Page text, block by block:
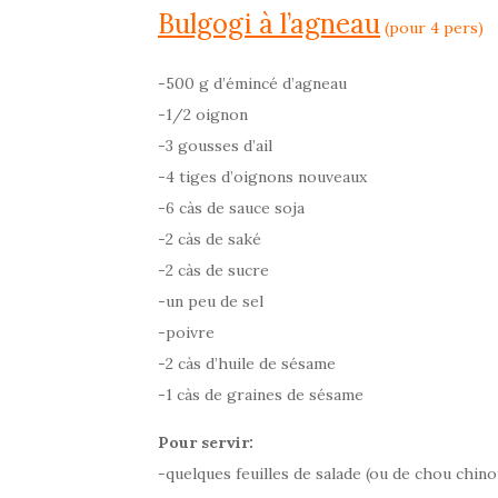
Bulgogi à l’agneau (pour 4 pers)
-500 g d’émincé d’agneau
-1/2 oignon
-3 gousses d’ail
-4 tiges d’oignons nouveaux
-6 càs de sauce soja
-2 càs de saké
-2 càs de sucre
-un peu de sel
-poivre
-2 càs d’huile de sésame
-1 càs de graines de sésame
Pour servir:
-quelques feuilles de salade (ou de chou